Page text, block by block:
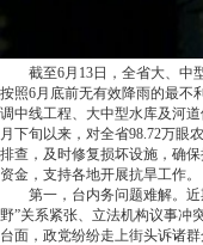
截至6月13日，全省大、中型
按照6月底前无有效降雨的最不
调中线工程、大中型水库及河
月下旬以来，对全省98.72万眼
排查，及时修复损坏设施，确
资金，支持各地开展抗旱工作。
第一，台内务问题难解。近
野”关系紧张、立法机构议事冲
台面，政党纷纷走上街头诉诸